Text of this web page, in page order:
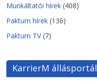
Munkáltatói hírek (408)
Paktum hírek (136)
Paktum TV(7)
KarrierM állásportál